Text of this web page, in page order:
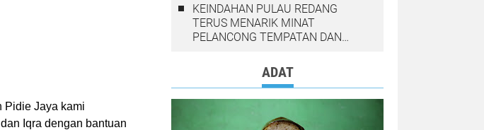
Pidie Jaya kami
Iqra dengan bantuan
KEINDAHAN PULAU REDANG
TERUS MENARIK MINAT
PELANCONG TEMPATAN DAN
ADAT